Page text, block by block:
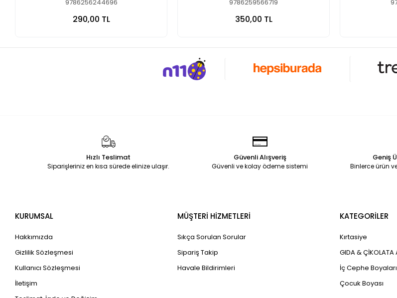
9786256244696
290,00 TL
9786259566719
350,00 TL
Hızlı Teslimat
Siparişleriniz en kısa sürede elinize ulaşır.
Güvenli Alışveriş
Güvenli ve kolay ödeme sistemi
Geniş
Binlerce ürün
KURUMSAL
Hakkımızda
Gizlilik Sözleşmesi
Kullanıcı Sözleşmesi
İletişim
MÜŞTERİ HİZMETLERİ
Sıkça Sorulan Sorular
Sipariş Takip
Havale Bildirimleri
KATEGORİLER
Kırtasiye
GIDA & ÇİKOLATA
İç Cephe Boyaları
Çocuk Boyası